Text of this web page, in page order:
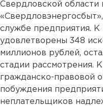
Свердловской
службе предприятия.
удовлетворены 348
миллионов рублей,
стадии рассмотрения.
гражданско-правовой
побуждения
неплательщиков